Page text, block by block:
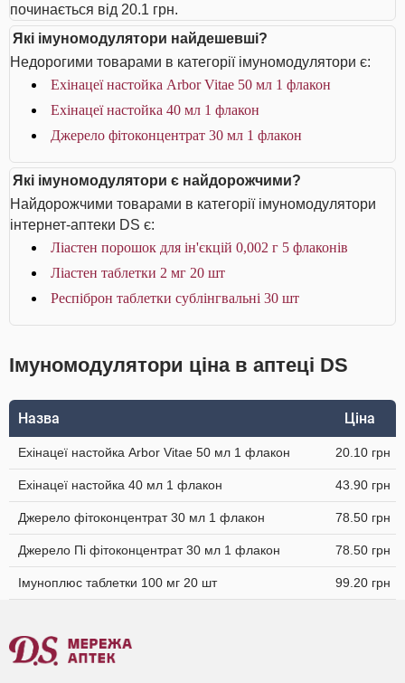
починається від 20.1 грн.
Які імуномодулятори найдешевші?
Недорогими товарами в категорії імуномодулятори є:
Ехінацеї настойка Arbor Vitae 50 мл 1 флакон
Ехінацеї настойка 40 мл 1 флакон
Джерело фітоконцентрат 30 мл 1 флакон
Які імуномодулятори є найдорожчими?
Найдорожчими товарами в категорії імуномодулятори
інтернет-аптеки DS є:
Ліастен порошок для ін'єкцій 0,002 г 5 флаконів
Ліастен таблетки 2 мг 20 шт
Респіброн таблетки сублінгвальні 30 шт
Імуномодулятори ціна в аптеці DS
Назва Ціна
Ехінацеї настойка Arbor Vitae 50 мл 1 флакон 20.10 грн
Ехінацеї настойка 40 мл 1 флакон 43.90 грн
Джерело фітоконцентрат 30 мл 1 флакон 78.50 грн
Джерело Пі фітоконцентрат 30 мл 1 флакон 78.50 грн
Імуноплюс таблетки 100 мг 20 шт 99.20 грн